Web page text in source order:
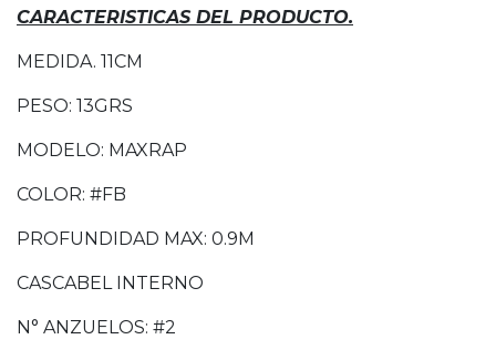
CARACTERISTICAS DEL PRODUCTO.
MEDIDA. 11CM
PESO: 13GRS
MODELO: MAXRAP
COLOR: #FB
PROFUNDIDAD MAX: 0.9M
CASCABEL INTERNO
N° ANZUELOS: #2